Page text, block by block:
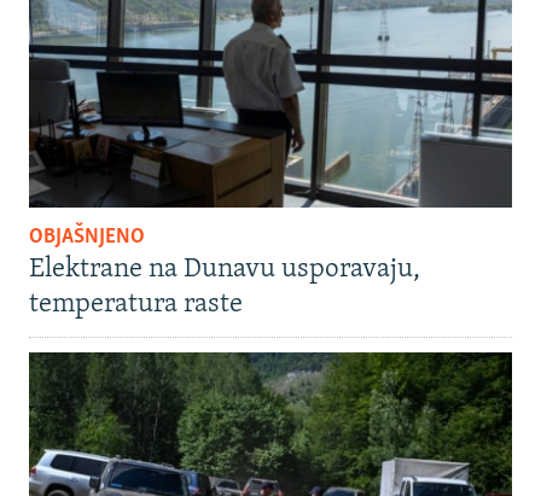
OBJAŠNJENO
Elektrane na Dunavu usporavaju,
temperatura raste